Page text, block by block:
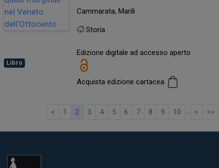
Libro
Cammarata, Marilì
Storia
Edizione digitale ad accesso aperto
Acquista edizione cartacea
< 1 2 3 4 5 6 7 8 9 10 … > >>